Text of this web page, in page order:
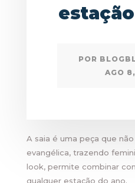
POR
AGO
A saia é uma peça que
evangélica, trazendo
look, permite combinar
qualquer estação do ano.